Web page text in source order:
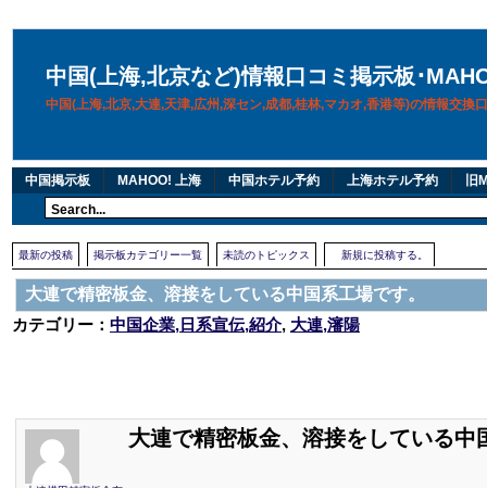
中国(上海,北京など)情報口コミ掲示板･
中国(上海,北京,大連,天津,広州,深セン,成都,桂林,マカオ,香港等)の情報交換
中国掲示板 MAHOO! 上海 中国ホテル予約 上海ホテル予約 旧
最新の投稿 掲示板カテゴリー一覧 未読のトピックス 新規に投稿する。
大連で精密板金、溶接をしている中国系工場です。
カテゴリー： 中国企業,日系宣伝,紹介, 大連,瀋陽
大連で精密板金、溶接をしている中